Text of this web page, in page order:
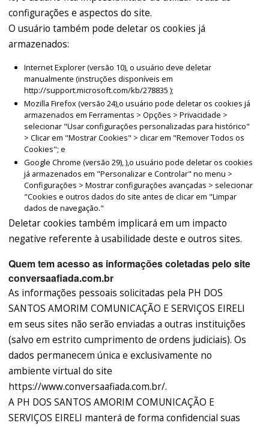
configurações e aspectos do site.
O usuário também pode deletar os cookies já
armazenados:
Internet Explorer (versão 10), o usuário deve deletar
manualmente (instruções disponíveis em
http://support.microsoft.com/kb/278835 );
Mozilla Firefox (versão 24),o usuário pode deletar os cookies já
armazenados em Ferramentas > Opções > Privacidade >
selecionar "Usar configurações personalizadas para histórico"
> Clicar em "Mostrar Cookies" > clicar em "Remover Todos os
Cookies"; e
Google Chrome (versão 29), ),o usuário pode deletar os cookies
já armazenados em "Personalizar e Controlar" no menu >
Configurações > Mostrar configurações avançadas > selecionar
"Cookies e outros dados do site antes de clicar em "Limpar
dados de navegação."
Deletar cookies também implicará em um impacto
negative referente à usabilidade deste e outros sites.
Quem tem acesso as informações coletadas pelo site
conversaafiada.com.br
As informações pessoais solicitadas pela PH DOS
SANTOS AMORIM COMUNICAÇÃO E SERVIÇOS EIRELI
em seus sites não serão enviadas a outras instituições
(salvo em estrito cumprimento de ordens judiciais). Os
dados permanecem única e exclusivamente no
ambiente virtual do site
https://www.conversaafiada.com.br/.
A PH DOS SANTOS AMORIM COMUNICAÇÃO E
SERVIÇOS EIRELI manterá de forma confidencial suas